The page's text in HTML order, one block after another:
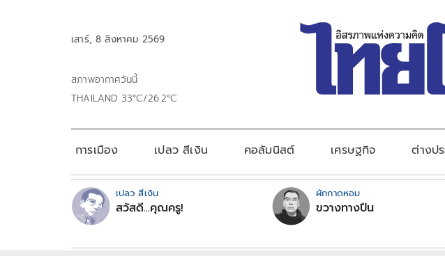
เสาร์, 8 สิงหาคม 2569
สภาพอากาศวันนี้
THAILAND 33°C/26.2°C
การเมือง เปลว สีเงิน คอลัมนิสต์ เศรษฐกิจ ต่างป
เปลว สีเงิน
สวัสดี...คุณครู!
ผักกาดหอม
ขวางทางปืน